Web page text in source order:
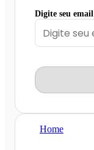
Digite seu email
Home